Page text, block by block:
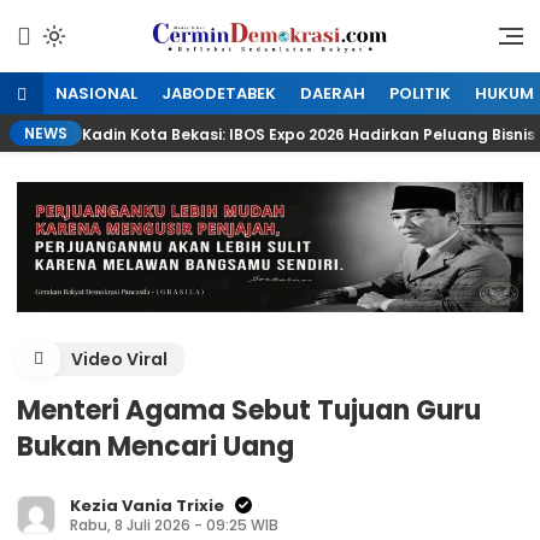
konten
CerminDemokrasi.com
Refleksi Kedaulatan Rakyat
NASIONAL JABODETABEK DAERAH POLITIK HUKUM
NEWS Kadin Kota Bekasi: IBOS Expo 2026 Hadirkan Peluang
Video Viral
Menteri Agama Sebut Tujuan Guru
Bukan Mencari Uang
Kezia Vania Trixie
Rabu, 8 Juli 2026 - 09:25 WIB